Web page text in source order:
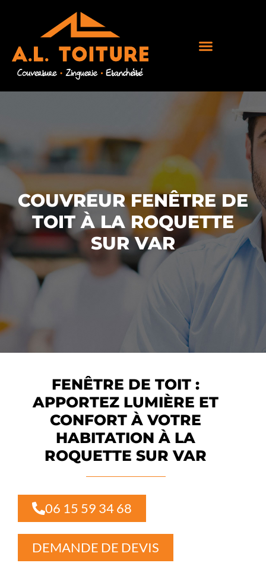
COUVREUR FENÊTRE DE
TOIT À LA ROQUETTE
SUR VAR
FENÊTRE DE TOIT :
APPORTEZ LUMIÈRE ET
CONFORT À VOTRE
HABITATION À LA
ROQUETTE SUR VAR
06 15 59 34 68
DEMANDE DE DEVIS